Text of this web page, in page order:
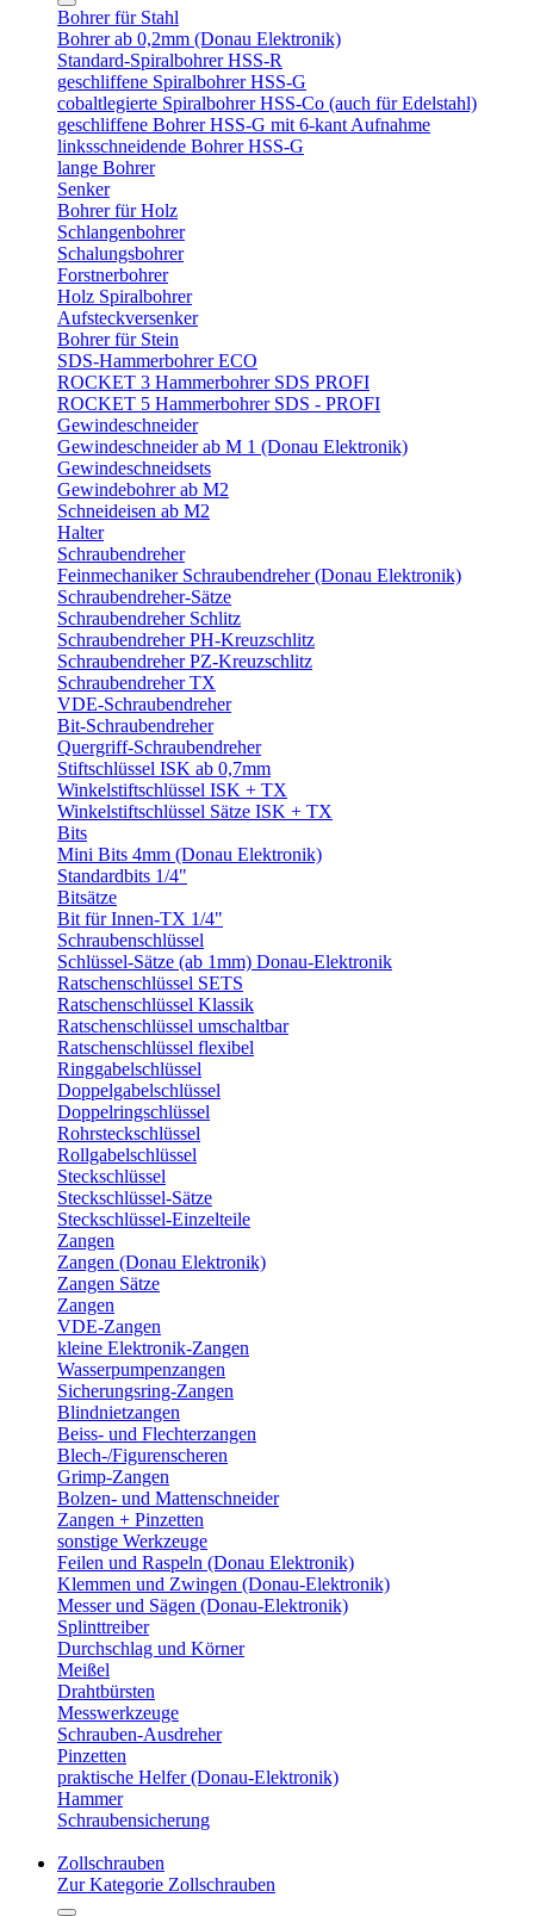
Bohrer für Stahl
Bohrer ab 0,2mm (Donau Elektronik)
Standard-Spiralbohrer HSS-R
geschliffene Spiralbohrer HSS-G
cobaltlegierte Spiralbohrer HSS-Co (auch für Edelstahl)
geschliffene Bohrer HSS-G mit 6-kant Aufnahme
linksschneidende Bohrer HSS-G
lange Bohrer
Senker
Bohrer für Holz
Schlangenbohrer
Schalungsbohrer
Forstnerbohrer
Holz Spiralbohrer
Aufsteckversenker
Bohrer für Stein
SDS-Hammerbohrer ECO
ROCKET 3 Hammerbohrer SDS PROFI
ROCKET 5 Hammerbohrer SDS - PROFI
Gewindeschneider
Gewindeschneider ab M 1 (Donau Elektronik)
Gewindeschneidsets
Gewindebohrer ab M2
Schneideisen ab M2
Halter
Schraubendreher
Feinmechaniker Schraubendreher (Donau Elektronik)
Schraubendreher-Sätze
Schraubendreher Schlitz
Schraubendreher PH-Kreuzschlitz
Schraubendreher PZ-Kreuzschlitz
Schraubendreher TX
VDE-Schraubendreher
Bit-Schraubendreher
Quergriff-Schraubendreher
Stiftschlüssel ISK ab 0,7mm
Winkelstiftschlüssel ISK + TX
Winkelstiftschlüssel Sätze ISK + TX
Bits
Mini Bits 4mm (Donau Elektronik)
Standardbits 1/4"
Bitsätze
Bit für Innen-TX 1/4"
Schraubenschlüssel
Schlüssel-Sätze (ab 1mm) Donau-Elektronik
Ratschenschlüssel SETS
Ratschenschlüssel Klassik
Ratschenschlüssel umschaltbar
Ratschenschlüssel flexibel
Ringgabelschlüssel
Doppelgabelschlüssel
Doppelringschlüssel
Rohrsteckschlüssel
Rollgabelschlüssel
Steckschlüssel
Steckschlüssel-Sätze
Steckschlüssel-Einzelteile
Zangen
Zangen (Donau Elektronik)
Zangen Sätze
Zangen
VDE-Zangen
kleine Elektronik-Zangen
Wasserpumpenzangen
Sicherungsring-Zangen
Blindnietzangen
Beiss- und Flechterzangen
Blech-/Figurenscheren
Grimp-Zangen
Bolzen- und Mattenschneider
Zangen + Pinzetten
sonstige Werkzeuge
Feilen und Raspeln (Donau Elektronik)
Klemmen und Zwingen (Donau-Elektronik)
Messer und Sägen (Donau-Elektronik)
Splinttreiber
Durchschlag und Körner
Meißel
Drahtbürsten
Messwerkzeuge
Schrauben-Ausdreher
Pinzetten
praktische Helfer (Donau-Elektronik)
Hammer
Schraubensicherung
Zollschrauben
Zur Kategorie Zollschrauben